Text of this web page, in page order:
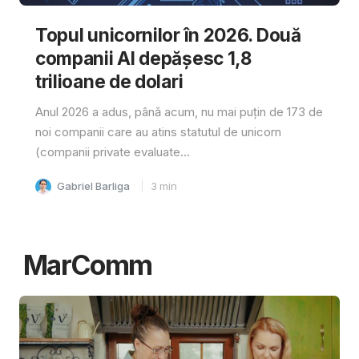
Topul unicornilor în 2026. Două
companii AI depășesc 1,8
trilioane de dolari
Anul 2026 a adus, până acum, nu mai puțin de 173 de
noi companii care au atins statutul de unicorn
(companii private evaluate...
Gabriel Barliga 3 min
MarComm